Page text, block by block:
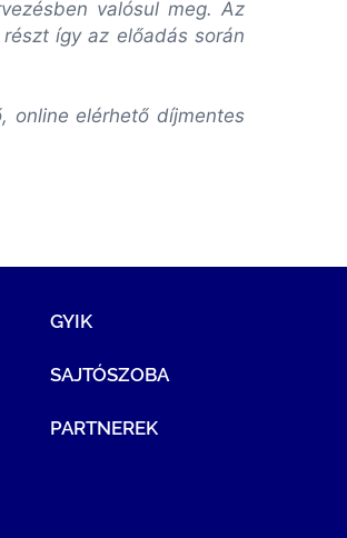
valósul meg. Az
így az előadás során
online elérhető díjmentes
GYIK
SAJTÓSZOBA
PARTNEREK